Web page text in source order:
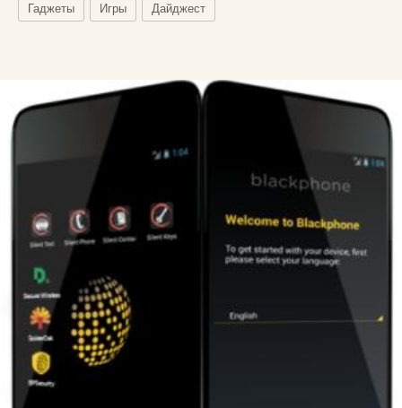
Гаджеты Игры Дайджест